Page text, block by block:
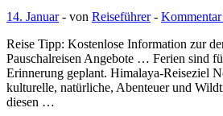
14. Januar- von Reiseführer- Kommentar
Reise Tipp: Kostenlose Information zur
Pauschalreisen Angebote … Ferien sind
Erinnerung geplant. Himalaya-Reiseziel
kulturelle, natürliche, Abenteuer und
diesen …